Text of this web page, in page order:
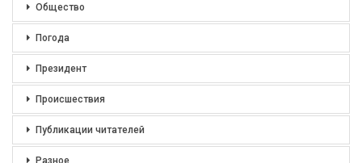
Общество
Погода
Президент
Происшествия
Публикации читателей